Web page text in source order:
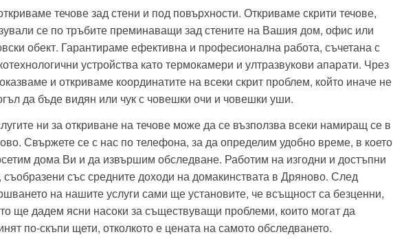
течове зад стени и под повърхности. Откриваме скрити течове,
се по тръбите преминаващи зад стените на Вашия дом, офис или
обект. Гарантираме ефективна и професионална работа, съчетана с
устройства като термокамери и ултразвукови апарати. Чрез
и откриваме координатите на всеки скрит проблем, който иначе не
да бъде видян или чук с човешки очи и човешки уши.
ни за откриване на течове може да се възползва всеки намиращ се в
Свържете се с нас по телефона, за да определим удобно време, в което
дома Ви и да извършим обследване. Работим на изгодни и достъпни
съобразени със средните доходи на домакинствата в Дряново. След
на нашите услуги сами ще установите, че всъщност са безценни,
ще дадем ясни насоки за съществуващи проблеми, които могат да
по-скъпи щети, отколкото е цената на самото обследването.